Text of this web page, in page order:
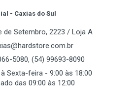
do Produto
de alta precisão
- Caxias do Sul
de Setembro, 2223 / Loja A
5080, (54) 99693-8090
Sexta-feira - 9:00 às 18:00
das 09:00 às 12:00